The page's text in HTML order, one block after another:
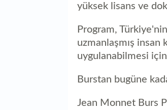
yüksek lisans ve
Program,
uzmanlaşmış insan
uygulanabilmesi
Burstan bugüne
Jean Monnet Burs